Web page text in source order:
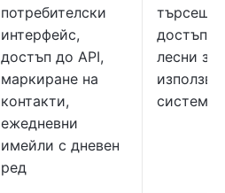
потребителски
интерфейс,
достъп до API,
маркиране на
контакти,
ежедневни
имейли с дневен
ред
търсещи
лесни за
системи